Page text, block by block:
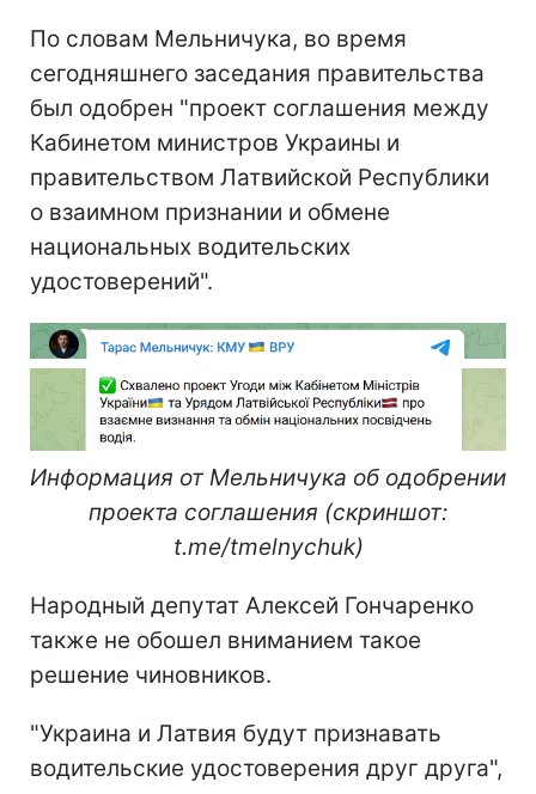
По словам Мельничука, во время
сегодняшнего заседания правительства
был одобрен "проект соглашения между
Кабинетом министров Украины и
правительством Латвийской Республики
о взаимном признании и обмене
национальных водительских
удостоверений".
Информация от Мельничука об одобрении
проекта соглашения (скриншот:
t.me/tmelnychuk)
Народный депутат Алексей Гончаренко
также не обошел вниманием такое
решение чиновников.
"Украина и Латвия будут признавать
водительские удостоверения друг друга",